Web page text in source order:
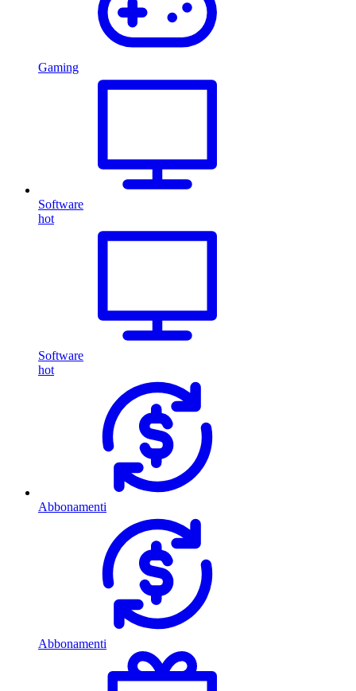
Gaming
Software
hot
Software
hot
Abbonamenti
Abbonamenti